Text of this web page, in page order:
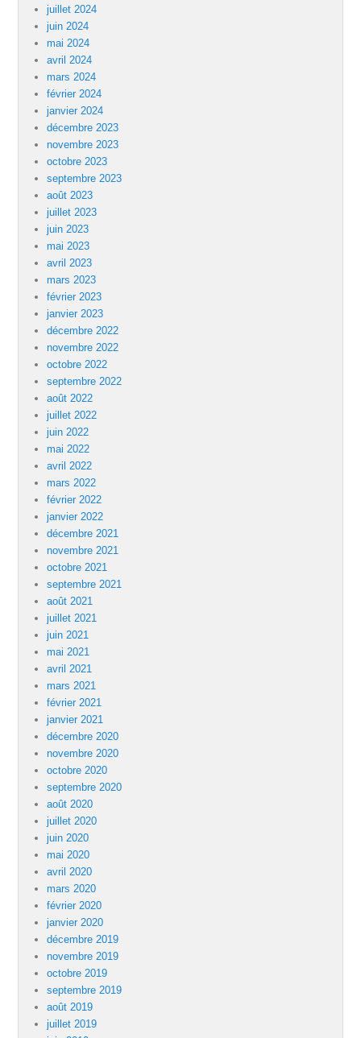
juillet 2024
juin 2024
mai 2024
avril 2024
mars 2024
février 2024
janvier 2024
décembre 2023
novembre 2023
octobre 2023
septembre 2023
août 2023
juillet 2023
juin 2023
mai 2023
avril 2023
mars 2023
février 2023
janvier 2023
décembre 2022
novembre 2022
octobre 2022
septembre 2022
août 2022
juillet 2022
juin 2022
mai 2022
avril 2022
mars 2022
février 2022
janvier 2022
décembre 2021
novembre 2021
octobre 2021
septembre 2021
août 2021
juillet 2021
juin 2021
mai 2021
avril 2021
mars 2021
février 2021
janvier 2021
décembre 2020
novembre 2020
octobre 2020
septembre 2020
août 2020
juillet 2020
juin 2020
mai 2020
avril 2020
mars 2020
février 2020
janvier 2020
décembre 2019
novembre 2019
octobre 2019
septembre 2019
août 2019
juillet 2019